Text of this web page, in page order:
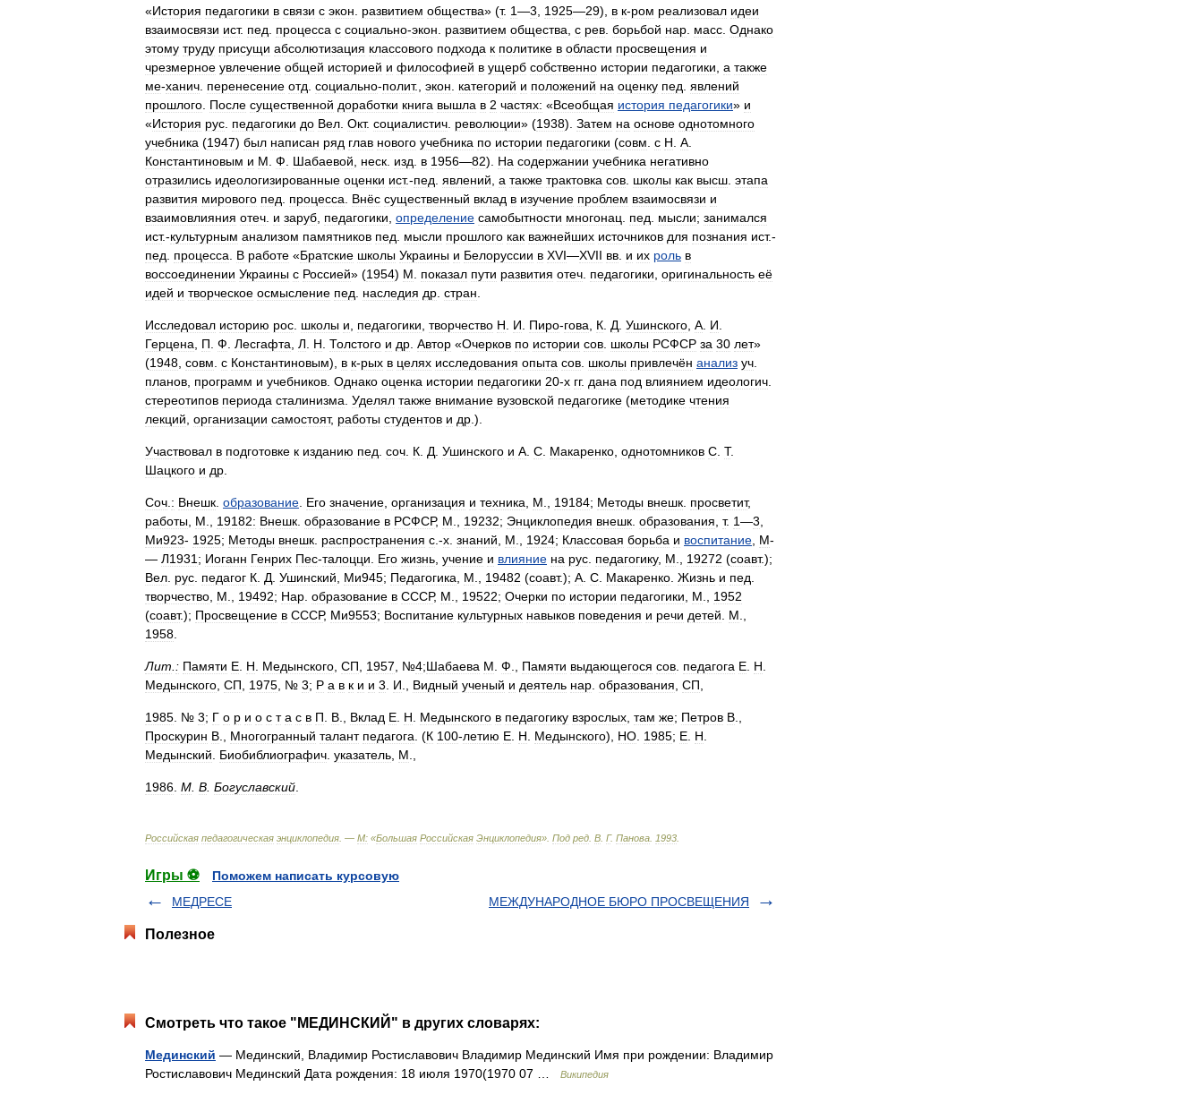
«История педагогики в связи с экон развитием общества» (т. 1—3 1925—29), в к-ром реализовал идеи
взаимосвязи ист. пед процесса с социально-экон развитием общества с рев борьбой нар масс Однако
этому труду присущи абсолютизация классового подхода к политике в области просвещения и
чрезмерное увлечение общей историей и философией в ущерб собственно истории педагогики а также
ме-ханич перенесение отд социально-полит., экон категорий и положений на оценку пед явлений
прошлого После существенной доработки книга вышла в 2 частях: «Всеобщая история педагогики» и
«История рус педагогики до Вел Окт. социалистич революции» (1938). Затем на основе однотомного
учебника (1947) был написан ряд глав нового учебника по истории педагогики (совм с Н А
Константиновым и М Ф Шабаевой неск изд в 1956—82). На содержании учебника негативно
отразились идеологизированные оценки ист.-пед явлений а также трактовка сов школы как высш этапа
развития мирового пед процесса Внёс существенный вклад в изучение проблем взаимосвязи и
взаимовлияния отеч и заруб педагогики определение самобытности многонац пед мысли; занимался
ист.-культурным анализом памятников пед мысли прошлого как важнейших источников для познания ист.-
пед
процесса В работе «Братские школы Украины и Белоруссии в XVI—XVII вв и их роль в
воссоединении Украины с Россией» (1954) М показал пути развития отеч педагогики оригинальность её
идей и творческое осмысление пед наследия др стран
Исследовал историю рос школы и педагогики творчество Н И Пиро-гова К Д Ушинского А И
Герцена
П Ф Лесгафта Л Н Толстого и др Автор «Очерков по истории сов школы РСФСР за 30 лет»
(1948 совм с Константиновым), в к-рых в целях исследования опыта сов школы привлечён анализ уч
планов программ и учебников Однако оценка истории педагогики 20-х гг. дана под влиянием идеологич
стереотипов периода сталинизма Уделял также внимание вузовской педагогике (методике чтения
лекций организации самостоят, работы студентов и др .).
Участвовал в подготовке к изданию пед соч К Д Ушинского и А С Макаренко однотомников С Т.
Шацкого и др
Соч : Внешк образование Его значение организация и техника M 19184; Методы внешк просветит,
работы M 19182: Внешк образование в РСФСР, M 19232; Энциклопедия внешк образования т. 1—3
Ми923- 1925; Методы внешк распространения с .-х знаний М 1924; Классовая борьба и воспитание М-
— Л1931 ; Иоганн Генрих Пес-талоцци Его жизнь учение и влияние на рус педагогику, M 19272 (соавт.);
Вел рус педагог К Д Ушинский Ми945; Педагогика M 19482 (соавт.); А С Макаренко Жизнь и пед
творчество M 19492; Нар образование в СССР, M 19522; Очерки по истории педагогики М
1952
(соавт.); Просвещение в СССР, Ми9553; Воспитание культурных навыков поведения и речи детей М
1958
Лит : Памяти E H Медынского СП 1957 , №4;Шабаева М Ф Памяти выдающегося сов педагога E H
Медынского СП 1975 , № 3; P а в к и и 3 И Видный ученый и деятель нар образования СП
1985 . № 3; Г о p и о с т а с в П В Вклад E H Медынского в педагогику взрослых там же; Петров В
Проскурин В Многогранный талант педагога . (К 100-летию Е Н Медынского), НО 1985; E H
Медынский
Биобиблиографич указатель М
1986 М В Богуславский
Российская педагогическая энциклопедия . — М: «Большая Российская Энциклопедия» Под ред В Г. Панова 1993
Игры ⚽
Поможем написать курсовую
МЕДРЕСЕ
МЕЖДУНАРОДНОЕ БЮРО ПРОСВЕЩЕНИЯ
Полезное
Смотреть что такое "МЕДИНСКИЙ" в других словарях:
Мединский — Мединский, Владимир Ростиславович Владимир Мединский Имя при рождении: Владимир
Ростиславович Мединский Дата рождения: 18 июля 1970(1970 07 …
Википедия